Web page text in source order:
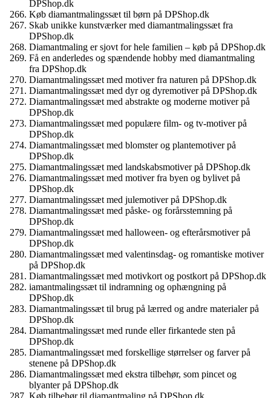
DPShop.dk
Køb diamantmalingssæt til børn på DPShop.dk
Skab unikke kunstværker med diamantmalingssæt fra
DPShop.dk
Diamantmaling er sjovt for hele familien – køb på DPShop.dk
Få en anderledes og spændende hobby med diamantmaling
fra DPShop.dk
Diamantmalingssæt med motiver fra naturen på DPShop.dk
Diamantmalingssæt med dyr og dyremotiver på DPShop.dk
Diamantmalingssæt med abstrakte og moderne motiver på
DPShop.dk
Diamantmalingssæt med populære film- og tv-motiver på
DPShop.dk
Diamantmalingssæt med blomster og plantemotiver på
DPShop.dk
Diamantmalingssæt med landskabsmotiver på DPShop.dk
Diamantmalingssæt med motiver fra byen og bylivet på
DPShop.dk
Diamantmalingssæt med julemotiver på DPShop.dk
Diamantmalingssæt med påske- og forårsstemning på
DPShop.dk
Diamantmalingssæt med halloween- og efterårsmotiver på
DPShop.dk
Diamantmalingssæt med valentinsdag- og romantiske motiver
på DPShop.dk
Diamantmalingssæt med motivkort og postkort på DPShop.dk
iamantmalingssæt til indramning og ophængning på
DPShop.dk
Diamantmalingssæt til brug på lærred og andre materialer på
DPShop.dk
Diamantmalingssæt med runde eller firkantede sten på
DPShop.dk
Diamantmalingssæt med forskellige størrelser og farver på
stenene på DPShop.dk
Diamantmalingssæt med ekstra tilbehør, som pincet og
blyanter på DPShop.dk
Køb tilbehør til diamantmaling på DPShop.dk